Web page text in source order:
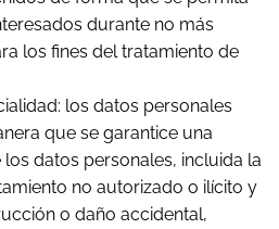
durante no más
los fines del tratamiento de
los datos personales
que se garantice una
datos personales, incluida la
no autorizado o ilícito y
o daño accidental,